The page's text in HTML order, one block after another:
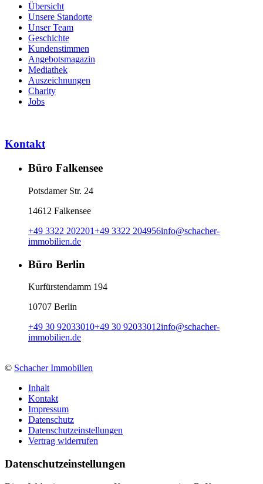
Übersicht
Unsere Standorte
Unser Team
Geschichte
Kundenstimmen
Angebotsmagazin
Mediathek
Auszeichnungen
Charity
Jobs
Kontakt
Büro Falkensee
Potsdamer Str. 24
14612 Falkensee
+49 3322 202201+49 3322 204956info@schacher-
immobilien.de
Büro Berlin
Kurfürstendamm 194
10707 Berlin
+49 30 92033010+49 30 92033012info@schacher-
immobilien.de
© Schacher Immobilien
Inhalt
Kontakt
Impressum
Datenschutz
Datenschutzeinstellungen
Vertrag widerrufen
Daten­schutz­ein­stellungen